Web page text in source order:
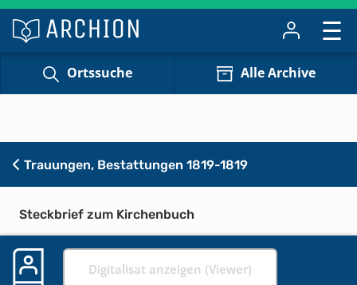
Ortssuche Alle Archive
Trauungen, Bestattungen 1819-1819
Steckbrief zum Kirchenbuch
Digitalisat anzeigen (Viewer)